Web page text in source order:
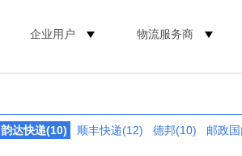
企业用户 物流服务商
韵达快递(10) 顺丰快递(12) 德邦(10) 邮政